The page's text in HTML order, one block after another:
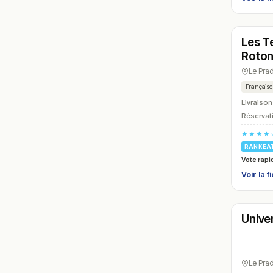
N° 24
Fermé
Les
Le
Française
Livraison
Vote
Voir la
N° 27
Fermé
Le